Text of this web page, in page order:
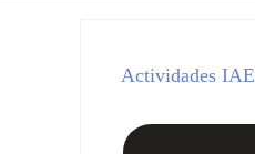
Actividades IAE